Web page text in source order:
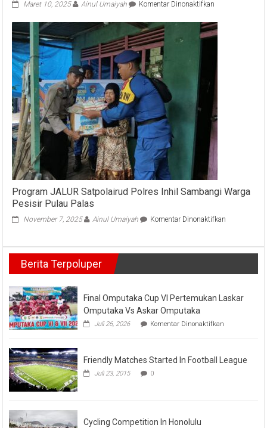
Maret 10, 2025 Ainul Umaiyah Komentar Dinonaktifkan
Abdul
Wahid
Kampa
Program JALUR Satpolairud Polres Inhil Sambangi Warga
Pesisir Pulau Palas
November 7, 2025 Ainul Umaiyah Komentar Dinonaktifkan
Inhil
Warga
Berita Terpoluper
Final Omputaka Cup VI Pertemukan Laskar
Omputaka Vs Askar Omputaka
Juli 26, 2026 Komentar Dinonaktifkan
Omputaka
VI
Friendly Matches Started In Football League
Juli 23, 2015 0
Cycling Competition In Honolulu